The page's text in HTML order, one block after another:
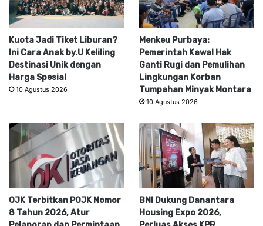
Kuota Jadi Tiket Liburan?
Ini Cara Anak by.U Keliling
Destinasi Unik dengan
Harga Spesial
10 Agustus 2026
Menkeu Purbaya:
Pemerintah Kawal Hak
Ganti Rugi dan Pemulihan
Lingkungan Korban
Tumpahan Minyak Montara
10 Agustus 2026
OJK Terbitkan POJK Nomor
8 Tahun 2026, Atur
BNI Dukung Danantara
Housing Expo 2026,